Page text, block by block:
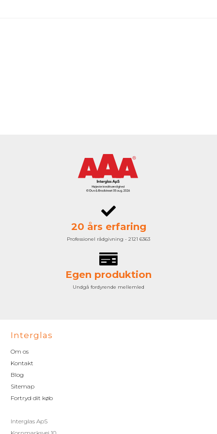
20 års erfaring
Professionel rådgivning - 2121 6363
Egen produktion
Undgå fordyrende mellemled
Interglas
Om os
Kontakt
Blog
Sitemap
Fortryd dit køb
Interglas ApS